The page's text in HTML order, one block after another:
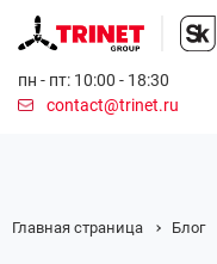
пн - пт: 10:00 - 18:30
contact@trinet.ru
Главная страница Блог